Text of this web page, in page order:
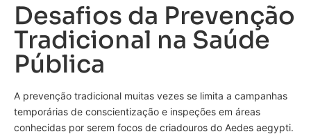
Desafios da Prevenção
Tradicional na Saúde
Pública
A prevenção tradicional muitas vezes se limita a campanhas
temporárias de conscientização e inspeções em áreas
conhecidas por serem focos de criadouros do Aedes aegypti.